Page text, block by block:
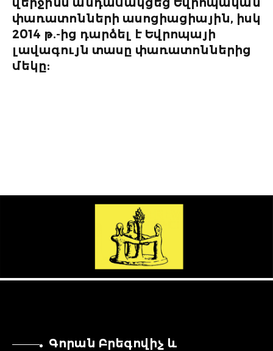
ԿԼԱՍՏԵՐՆԵՐ
փառատոնների ասոցիացիային, իսկ
2014 թ.-ից դարձել է Եվրոպայի
լավագույն տասը փառատոններից
մեկը:
Գորան Բրեգովիչ և